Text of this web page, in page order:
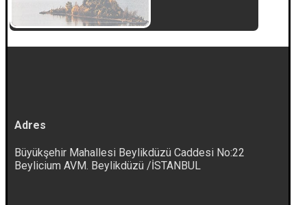
Adres
Büyükşehir Mahallesi Beylikdüzü Caddesi No:22
Beylicium AVM. Beylikdüzü /İSTANBUL